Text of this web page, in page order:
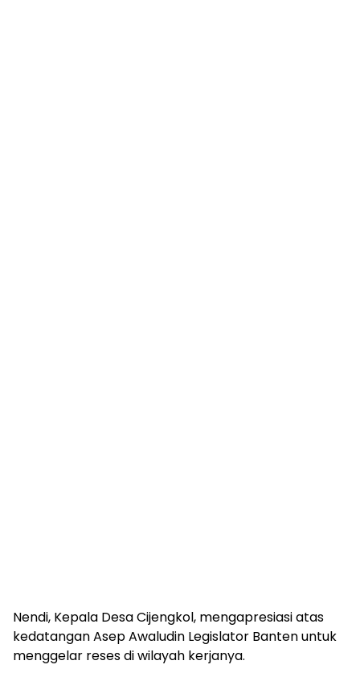
Nendi, Kepala Desa Cijengkol, mengapresiasi atas
kedatangan Asep Awaludin Legislator Banten untuk
menggelar reses di wilayah kerjanya.